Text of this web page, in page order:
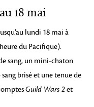
18 mai
lundi 18 mai à
du Pacifique).
sang, un mini-chaton
brisé et une tenue de
Guild Wars 2et